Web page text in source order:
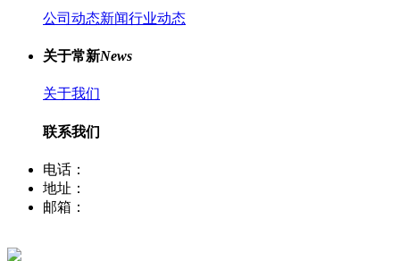
公司动态新闻行业动态
关于常新News
关于我们
联系我们
电话：
地址：
邮箱：